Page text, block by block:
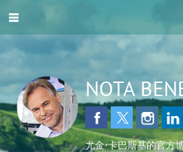
NOTA
尤金•卡巴斯基的官方